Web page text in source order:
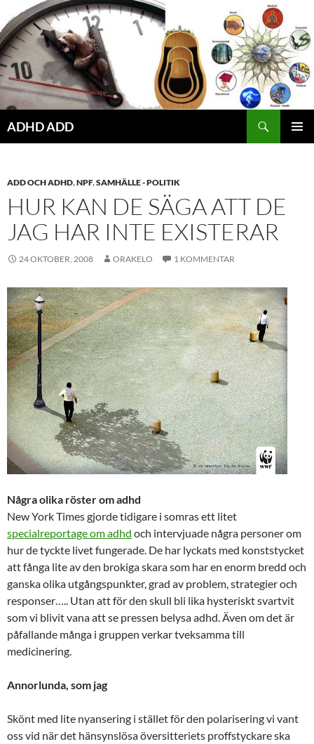
Hoppa
till
innehåll
ADHD ADD
ADD OCH ADHD,NPF,SAMHÄLLE - POLITIK
HUR KAN DE SÄGA ATT DE
JAG HAR INTE EXISTERAR
24 OKTOBER, 2008 ORAKELO 1 KOMMENTAR
Några olika röster om adhd
New York Times gjorde tidigare i somras ett litet
specialreportage om adhd och intervjuade några personer om
hur de tyckte livet fungerade. De har lyckats med konststycket
att fånga lite av den brokiga skara som har en enorm bredd och
ganska olika utgångspunkter, grad av problem, strategier och
responser….. Utan att för den skull bli lika hysteriskt svartvit
som vi blivit vana att se pressen belysa adhd. Även om det är
påfallande många i gruppen verkar tveksamma till
medicinering.
Annorlunda, som jag
Skönt med lite nyansering i stället för den polarisering vi vant
oss vid när det hänsynslösa översitteriets proffstyckare ska